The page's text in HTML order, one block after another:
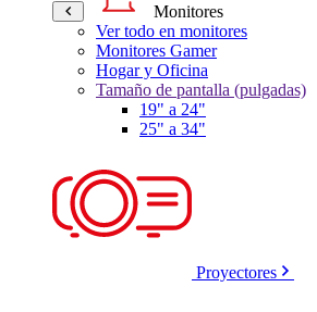
Monitores
Ver todo en monitores
Monitores Gamer
Hogar y Oficina
Tamaño de pantalla (pulgadas)
19" a 24"
25" a 34"
Proyectores